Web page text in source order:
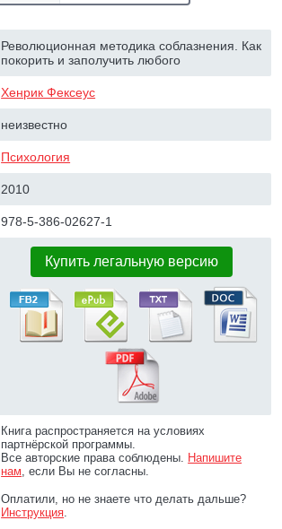
Революционная методика соблазнения. Как
покорить и заполучить любого
Хенрик Фексеус
неизвестно
Психология
2010
978-5-386-02627-1
Купить легальную версию
Книга распространяется на условиях
партнёрской программы.
Все авторские права соблюдены. Напишите
нам, если Вы не согласны.
Оплатили, но не знаете что делать дальше?
Инструкция.